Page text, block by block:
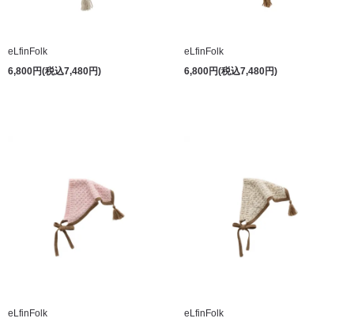
eLfinFolk
6,800円(税込7,480円)
eLfinFolk
6,800円(税込7,480円)
eLfinFolk
eLfinFolk